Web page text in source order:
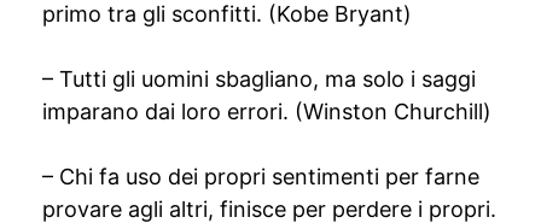
primo tra gli sconfitti. (Kobe Bryant)
– Tutti gli uomini sbagliano, ma solo i saggi
imparano dai loro errori. (Winston Churchill)
– Chi fa uso dei propri sentimenti per farne
provare agli altri, finisce per perdere i propri.